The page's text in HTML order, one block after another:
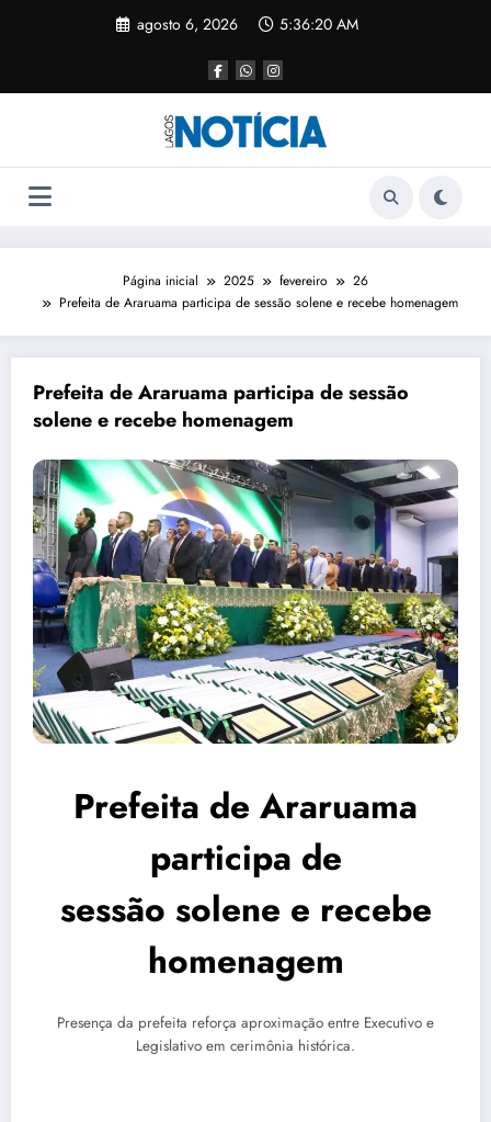
agosto 6, 2026 5:36:20 AM
Página inicial 2025 fevereiro
26
Prefeita de Araruama participa de sessão solene e recebe homenagem
Prefeita de Araruama participa de sessão
solene e recebe homenagem
Prefeita de Araruama
participa de
sessão solene e recebe
homenagem
Presença da prefeita reforça aproximação entre Executivo e
Legislativo em cerimônia histórica.